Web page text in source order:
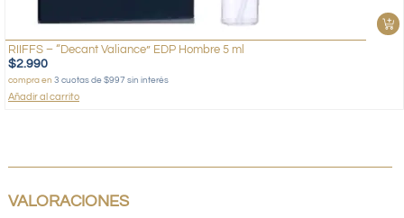
RIIFFS – “Decant Valiance” EDP Hombre 5 ml
$2.990
compra en 3 cuotas de $997 sin interés
Añadir al carrito
VALORACIONES